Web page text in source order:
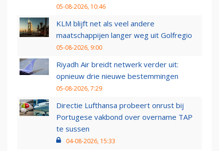
05-08-2026, 10:46
KLM blijft net als veel andere
maatschappijen langer weg uit Golfregio
05-08-2026, 9:00
Riyadh Air breidt netwerk verder uit:
opnieuw drie nieuwe bestemmingen
05-08-2026, 7:29
Directie Lufthansa probeert onrust bij
Portugese vakbond over overname TAP
te sussen
04-08-2026, 15:33